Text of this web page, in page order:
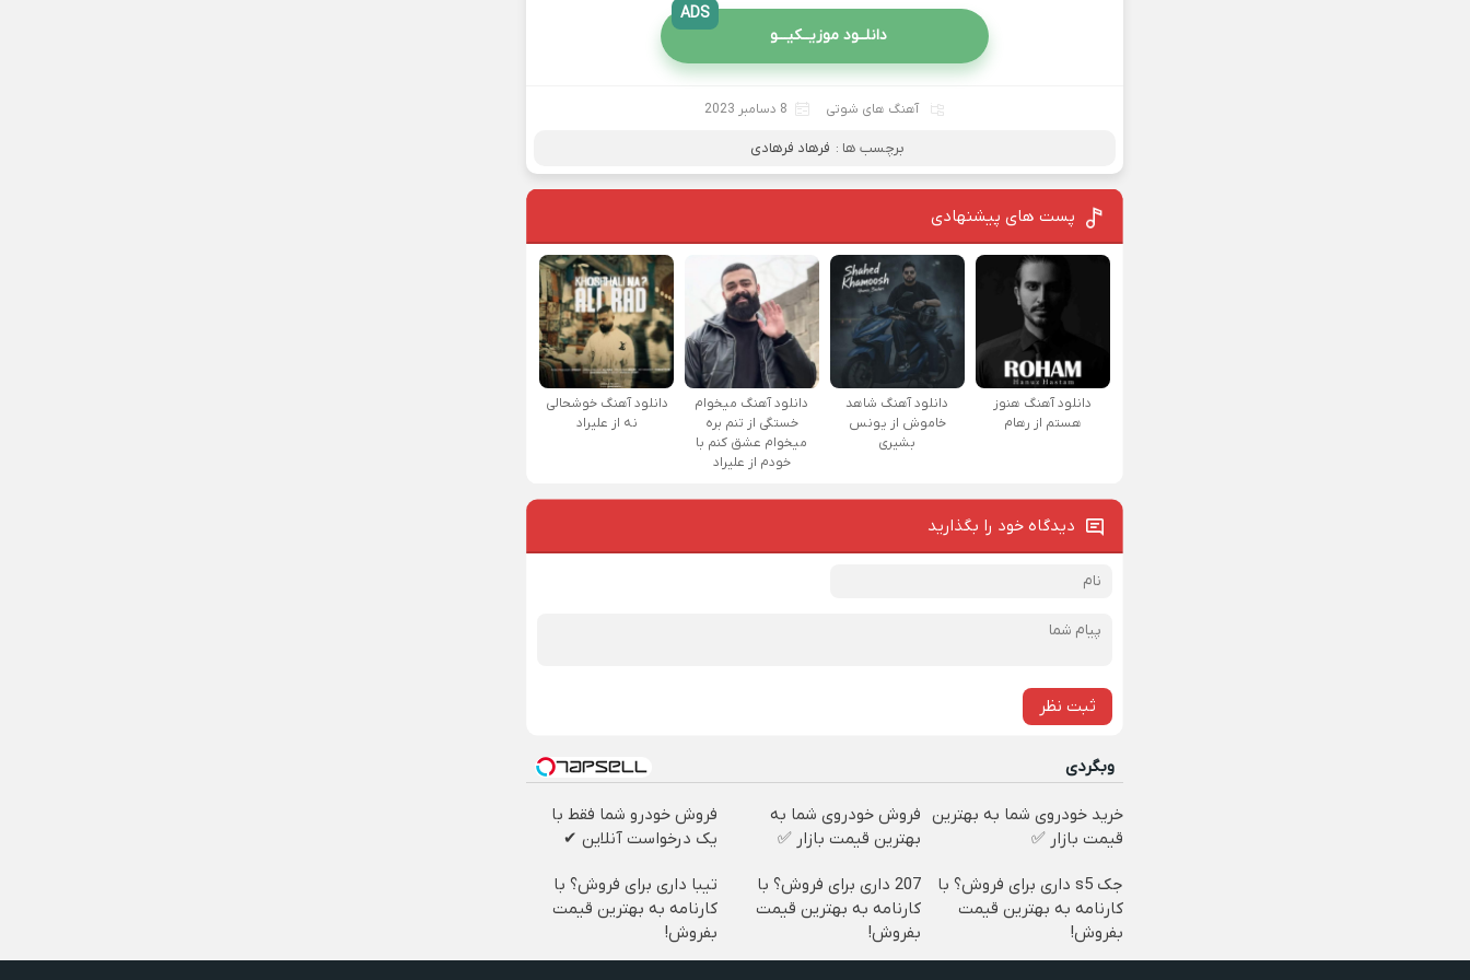
دانلــود موزیــکیـــو
ADS
آهنگ های شوتی 8 دسامبر 2023
برچسب ها : فرهاد فرهادی
پست های پیشنهادی
دانلود آهنگ هنوز
هستم از رهام
دانلود آهنگ شاهد
خاموش از یونس
بشیری
دانلود آهنگ میخوام
خستگی از تنم بره
میخوام عشق کنم با
خودم از علیراد
دانلود آهنگ خوشحالی
نه از علیراد
دیدگاه خود را بگذارید
ثبت نظر
وبگردی
خرید خودروی شما به بهترین
قیمت بازار ✅
فروش خودروی شما به
بهترین قیمت بازار ✅
فروش خودرو شما فقط با
یک درخواست آنلاین ✔
جک s5 داری برای فروش؟ با
کارنامه به بهترین قیمت
بفروش!
207 داری برای فروش؟ با
کارنامه به بهترین قیمت
بفروش!
تیبا داری برای فروش؟ با
کارنامه به بهترین قیمت
بفروش!